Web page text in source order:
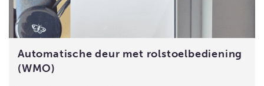
Automatische deur met rolstoelbediening
(WMO)